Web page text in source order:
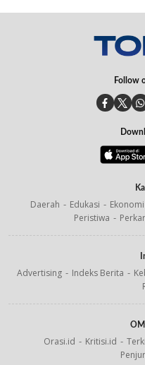
Follow
Daerah Edukasi Ekonomi
Peristiwa
Advertising Indeks Berita
Orasi.id Kritisi.id